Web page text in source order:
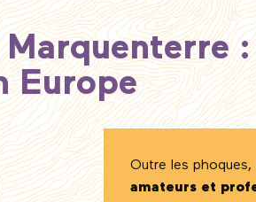
Europe
Outre les phoques,
amateurs et